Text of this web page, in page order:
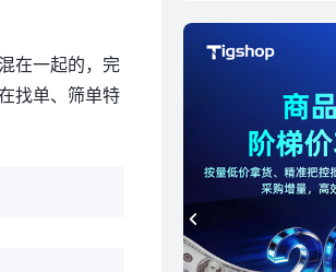
在一起的，完
找单、筛单特